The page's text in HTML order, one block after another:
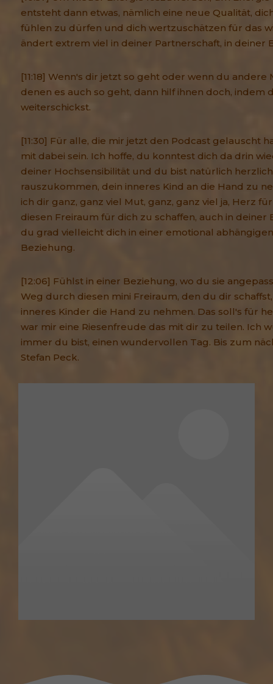
entsteht dann etwas, nämlich eine neue Qualität,
fühlen zu dürfen und dich wertzuschätzen für das
ändert extrem viel in deiner Partnerschaft, in deiner
[11:18] Wenn's dir jetzt so geht oder wenn du andere
denen es auch so geht, dann hilf ihnen doch, indem
weiterschickst.
[11:30] Für alle, die mir jetzt den Podcast gelauscht
mit dabei sein. Ich hoffe, du konntest dich da drin
deiner Hochsensibilität und du bist natürlich
rauszukommen, dein inneres Kind an die Hand zu
ich dir ganz, ganz viel Mut, ganz, ganz viel ja, Herz
diesen Freiraum für dich zu schaffen, auch in deiner
du grad vielleicht dich in einer emotional
Beziehung.
[12:06] Fühlst in einer Beziehung, wo du sie
Weg durch diesen mini Freiraum, den du dir
inneres Kinder die Hand zu nehmen. Das soll's für
war mir eine Riesenfreude das mit dir zu teilen. Ich
immer du bist, einen wundervollen Tag. Bis zum
Stefan Peck.